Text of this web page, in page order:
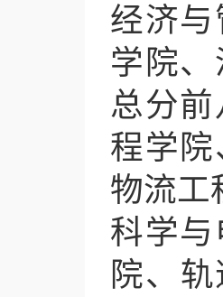
经济
学院
总分
程学
物流工
科学
院、